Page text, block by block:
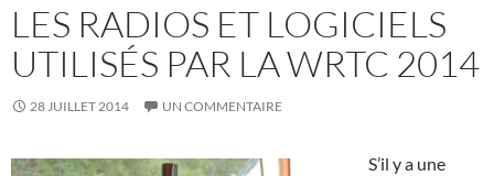
LES RADIOS ET LOGICIELS
UTILISÉS PAR LA WRTC 2014
28 JUILLET 2014 UN COMMENTAIRE
S’il y a une